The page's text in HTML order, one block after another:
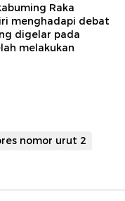
Raka
menghadapi debat
digelar pada
melakukan
nomor urut 2